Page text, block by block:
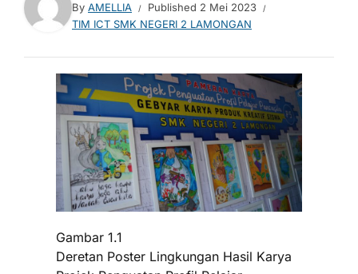
By AMELLIA Published 2 Mei 2023
TIM ICT SMK NEGERI 2 LAMONGAN
Gambar 1.1
Deretan Poster Lingkungan Hasil Karya